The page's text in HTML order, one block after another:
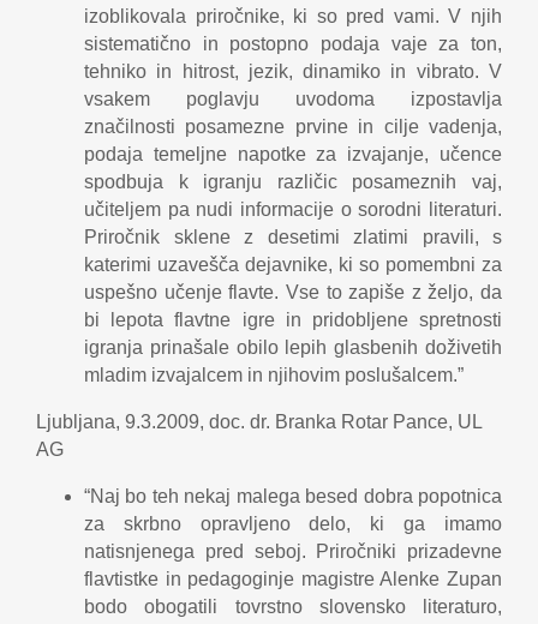
izoblikovala priročnike, ki so pred vami. V njih
sistematično in postopno podaja vaje za ton,
tehniko in hitrost, jezik, dinamiko in vibrato. V
vsakem poglavju uvodoma izpostavlja
značilnosti posamezne prvine in cilje vadenja,
podaja temeljne napotke za izvajanje, učence
spodbuja k igranju različic posameznih vaj,
učiteljem pa nudi informacije o sorodni literaturi.
Priročnik sklene z desetimi zlatimi pravili, s
katerimi uzavešča dejavnike, ki so pomembni za
uspešno učenje flavte. Vse to zapiše z željo, da
bi lepota flavtne igre in pridobljene spretnosti
igranja prinašale obilo lepih glasbenih doživetih
mladim izvajalcem in njihovim poslušalcem.”
Ljubljana, 9.3.2009, doc. dr. Branka Rotar Pance, UL
AG
“Naj bo teh nekaj malega besed dobra popotnica
za skrbno opravljeno delo, ki ga imamo
natisnjenega pred seboj. Priročniki prizadevne
flavtistke in pedagoginje magistre Alenke Zupan
bodo obogatili tovrstno slovensko literaturo,